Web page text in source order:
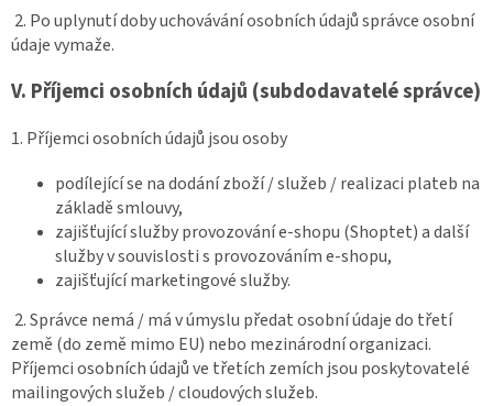
2. Po uplynutí doby uchovávání osobních údajů správce osobní
údaje vymaže.
V. Příjemci osobních údajů (subdodavatelé správce)
1. Příjemci osobních údajů jsou osoby
podílející se na dodání zboží / služeb / realizaci plateb na
základě smlouvy,
zajišťující služby provozování e-shopu (Shoptet) a další
služby v souvislosti s provozováním e-shopu,
zajišťující marketingové služby.
2. Správce nemá / má v úmyslu předat osobní údaje do třetí
země (do země mimo EU) nebo mezinárodní organizaci.
Příjemci osobních údajů ve třetích zemích jsou poskytovatelé
mailingových služeb / cloudových služeb.